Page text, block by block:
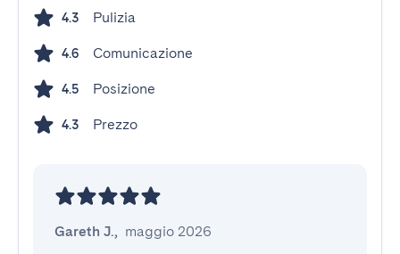
4.3 Pulizia
4.6 Comunicazione
4.5 Posizione
4.3 Prezzo
Gareth J., maggio 2026